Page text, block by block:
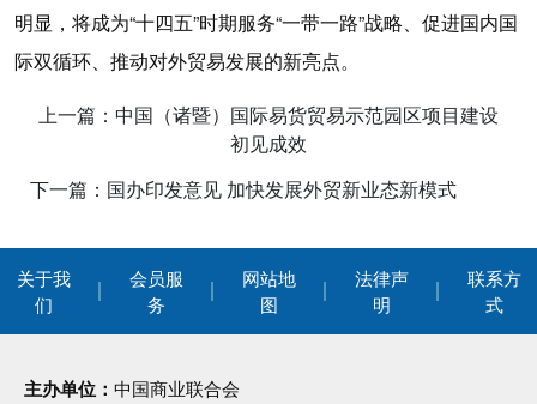
明显，将成为“十四五”时期服务“一带一路”战略、促进国内国
际双循环、推动对外贸易发展的新亮点。
上一篇：中国（诸暨）国际易货贸易示范园区项目建设
初见成效
下一篇：国办印发意见 加快发展外贸新业态新模式
关于我
们
会员服
务
网站地
图
法律声
明
联系方
式
主办单位： 中国商业联合会